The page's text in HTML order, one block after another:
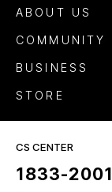
ABOUT US
COMMUNITY
BUSINESS
STORE
CS CENTER
1833-2001